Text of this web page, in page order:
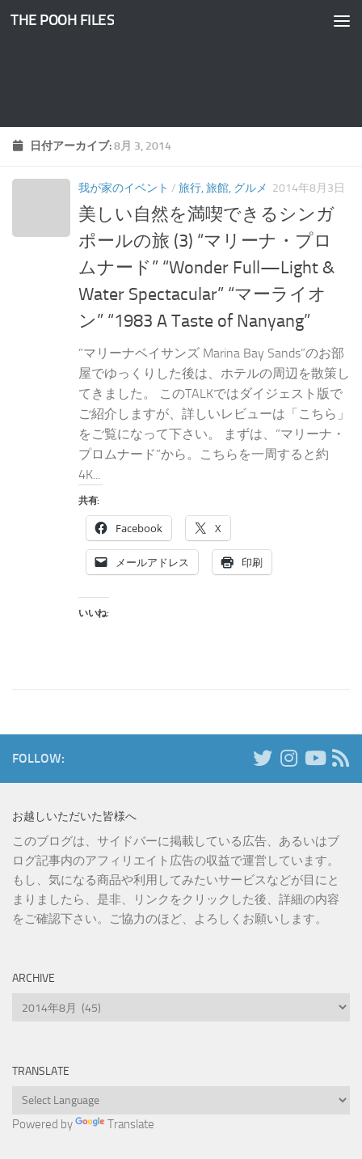
コンテンツへスキップ
THE POOH FILES
日付アーカイブ:8月 3, 2014
我が家のイベント / 旅行, 旅館, グルメ 2014年8月3日
美しい自然を満喫できるシンガ
ポールの旅 (3) “マリーナ・プロ
ムナード” “Wonder Full—Light &
Water Spectacular” “マーライオ
ン” “1983 A Taste of Nanyang”
”マリーナベイサンズ Marina Bay Sands”のお部
屋でゆっくりした後は、ホテルの周辺を散策し
てきました。 このTALKではダイジェスト版で
ご紹介しますが、詳しいレビューは「こちら」
をご覧になって下さい。 まずは、”マリーナ・
プロムナード”から。こちらを一周すると約
4K...
共有:
Facebook X
メールアドレス 印刷
いいね:
FOLLOW:
お越しいただいた皆様へ
このブログは、サイドバーに掲載している広告、あるいはブ
ログ記事内のアフィリエイト広告の収益で運営しています。
もし、気になる商品や利用してみたいサービスなどが目にと
まりましたら、是非、リンクをクリックした後、詳細の内容
をご確認下さい。ご協力のほど、よろしくお願いします。
ARCHIVE
Archive
TRANSLATE
Powered by Translate